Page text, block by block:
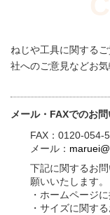
ねじや工具に関する
社へのご意見などお
メール・FAXでのお
FAX：0120-054-
メール：
下記に関するお
願いいたします。
・ホームページ
・サイズに関す